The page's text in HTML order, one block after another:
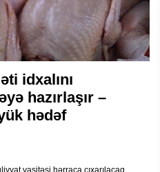
idxalını
hazırlaşır –
hədəf